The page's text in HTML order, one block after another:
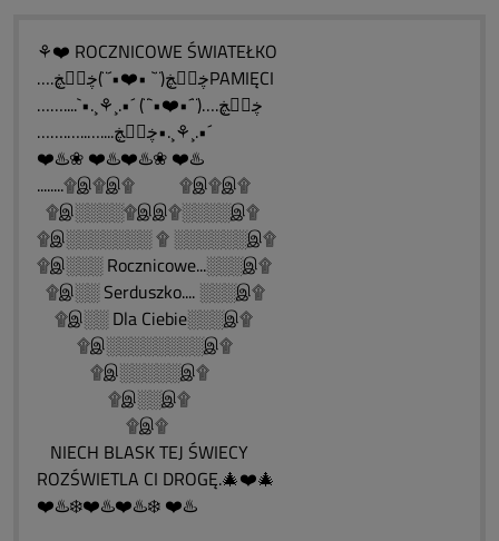
⚘❤️ ROCZNICOWE ŚWIATEŁKO
….ڿڰۣڿ(¨` •❤️•´¨)ڿڰۣڿPAMIĘCI
……....`•.¸⚘¸.•´ (¨`•❤️•´¨)….ڿڰۣڿ
…….…..…....ڿڰۣڿ•.¸⚘¸.•´
❤️♨️❀ ❤️♨️❤️♨️❀ ❤️♨️
........۩இ۩இ۩ ۩இ۩இ۩
۩இ░░░░۩இஇ۩░░░░இ۩
۩இ░░░░░░░ ۩ ░░░░░░இ۩
۩இ░░░ Rocznicowe...░░░இ۩
۩இ░░ Serduszko.... ░░░இ۩
۩இ░░ Dla Ciebie░░░இ۩
۩இ░░░░░░░░இ۩
۩இ░░░░░இ۩
۩இ░░இ۩
۩இ۩
NIECH BLASK TEJ ŚWIECY
ROZŚWIETLA CI DROGĘ.🎄❤️🎄
❤️♨️❄️❤️♨️❤️♨️❄️ ❤️♨️